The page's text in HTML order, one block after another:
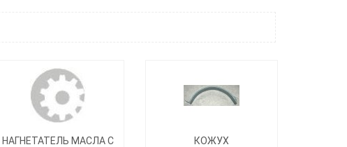
НАГНЕТАТЕЛЬ МАСЛА С
КОЖУХ